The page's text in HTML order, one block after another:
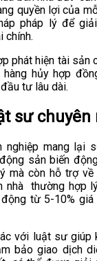
quyền lợi của
pháp lý để giải
chính.
phát hiện tài sản
hàng hủy hợp
tư lâu dài.
sư
nghiệp mang lại
sản biến
mà còn hỗ trợ về
nhà thường hợp
từ 5-10%
với luật sư giúp
bảo giao dịch